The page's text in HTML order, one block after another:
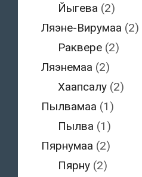
Йыгева (2)
Ляэне-Вирумаа (2)
Раквере (2)
Ляэнемаа (2)
Хаапсалу (2)
Пылвамаа (1)
Пылва (1)
Пярнумаа (2)
Пярну (2)